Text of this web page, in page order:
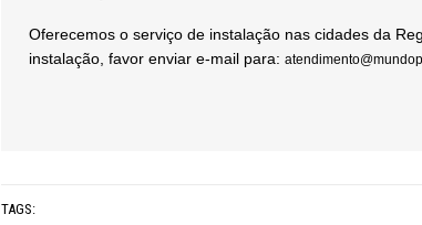
Oferecemos o serviço de instalação nas cidades da
instalação, favor enviar e-mail para:
TAGS: